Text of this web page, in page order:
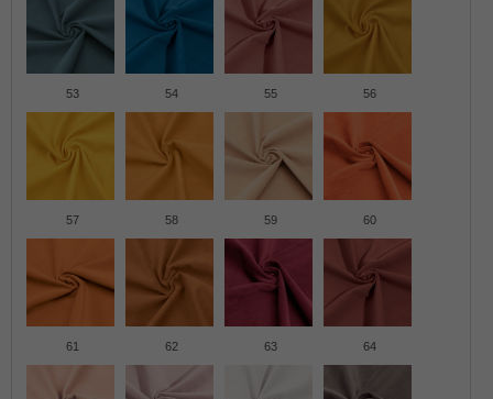
53 54 55 56
57 58 59 60
61 62 63 64